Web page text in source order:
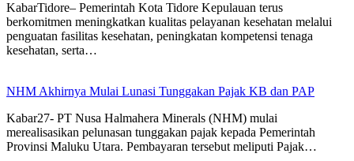
KabarTidore– Pemerintah Kota Tidore Kepulauan terus
berkomitmen meningkatkan kualitas pelayanan kesehatan melalui
penguatan fasilitas kesehatan, peningkatan kompetensi tenaga
kesehatan, serta…
NHM Akhirnya Mulai Lunasi Tunggakan Pajak KB dan PAP
Kabar27- PT Nusa Halmahera Minerals (NHM) mulai
merealisasikan pelunasan tunggakan pajak kepada Pemerintah
Provinsi Maluku Utara. Pembayaran tersebut meliputi Pajak…